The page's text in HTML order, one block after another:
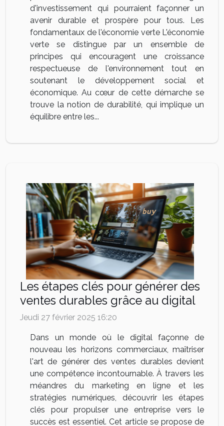
d'investissement qui pourraient façonner un
avenir durable et prospère pour tous. Les
fondamentaux de l'économie verte L'économie
verte se distingue par un ensemble de
principes qui encouragent une croissance
respectueuse de l'environnement tout en
soutenant le développement social et
économique. Au cœur de cette démarche se
trouve la notion de durabilité, qui implique un
équilibre entre les...
Les étapes clés pour générer des
ventes durables grâce au digital
Jeudi 27 février 2025 16:20
Dans un monde où le digital façonne de
nouveau les horizons commerciaux, maîtriser
l'art de générer des ventes durables devient
une compétence incontournable. À travers les
méandres du marketing en ligne et les
stratégies numériques, découvrir les étapes
clés pour propulser une entreprise vers le
succès est essentiel. Cet article se propose de